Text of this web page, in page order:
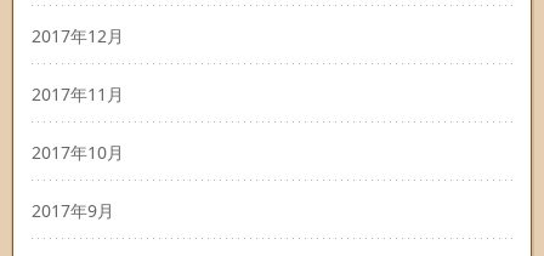
2017年12月
2017年11月
2017年10月
2017年9月